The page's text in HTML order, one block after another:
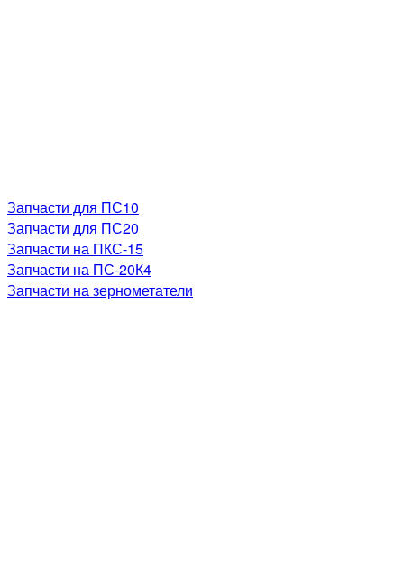
Запчасти для ПС10
Запчасти для ПС20
Запчасти на ПКС-15
Запчасти на ПС-20К4
Запчасти на зернометатели